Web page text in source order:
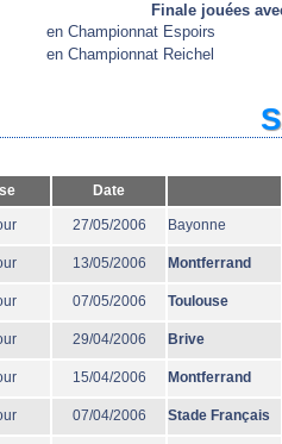
Finale jouées
en Championnat Espoirs
en Championnat Reichel
Date
27/05/2006 Bayonne
13/05/2006 Montferrand
07/05/2006 Toulouse
29/04/2006 Brive
15/04/2006 Montferrand
07/04/2006 Stade Français